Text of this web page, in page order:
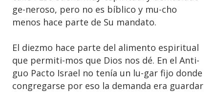
ge-neroso, pero no es bíblico y mu-cho
menos hace parte de Su mandato.
El diezmo hace parte del alimento espiritual
que permiti-mos que Dios nos dé. En el Anti-
guo Pacto Israel no tenía un lu-gar fijo donde
congregarse por eso la demanda era guardar